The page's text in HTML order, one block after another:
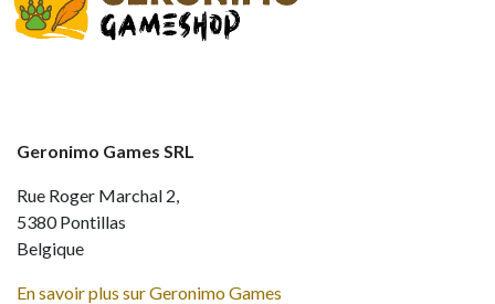
Geronimo Games SRL
Rue Roger Marchal 2,
5380 Pontillas
Belgique
En savoir plus sur Geronimo Games